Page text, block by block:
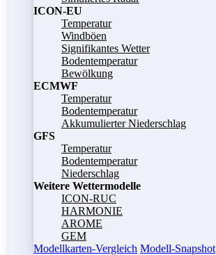
ICON-EU
Temperatur
Windböen
Signifikantes Wetter
Bodentemperatur
Bewölkung
ECMWF
Temperatur
Bodentemperatur
Akkumulierter Niederschlag
GFS
Temperatur
Bodentemperatur
Niederschlag
Weitere Wettermodelle
ICON-RUC
HARMONIE
AROME
GEM
Modellkarten-Vergleich Modell-Snapshot